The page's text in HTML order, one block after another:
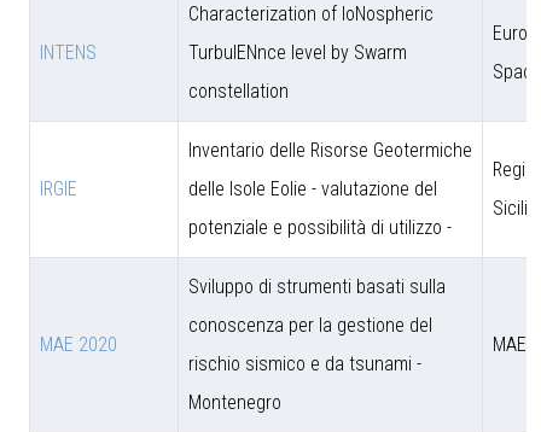
INTENS
Characterization of IoNospheric
TurbulENnce level by Swarm
constellation
IRGIE
Inventario delle Risorse Geotermiche
delle Isole Eolie - valutazione del
potenziale e possibilità di utilizzo -
MAE 2020
Sviluppo di strumenti basati sulla
conoscenza per la gestione del
rischio sismico e da tsunami -
Montenegro
MAE